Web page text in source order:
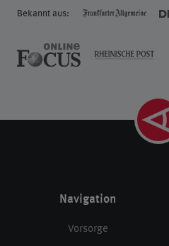
Bekannt aus:
Navigation
Vorsorge